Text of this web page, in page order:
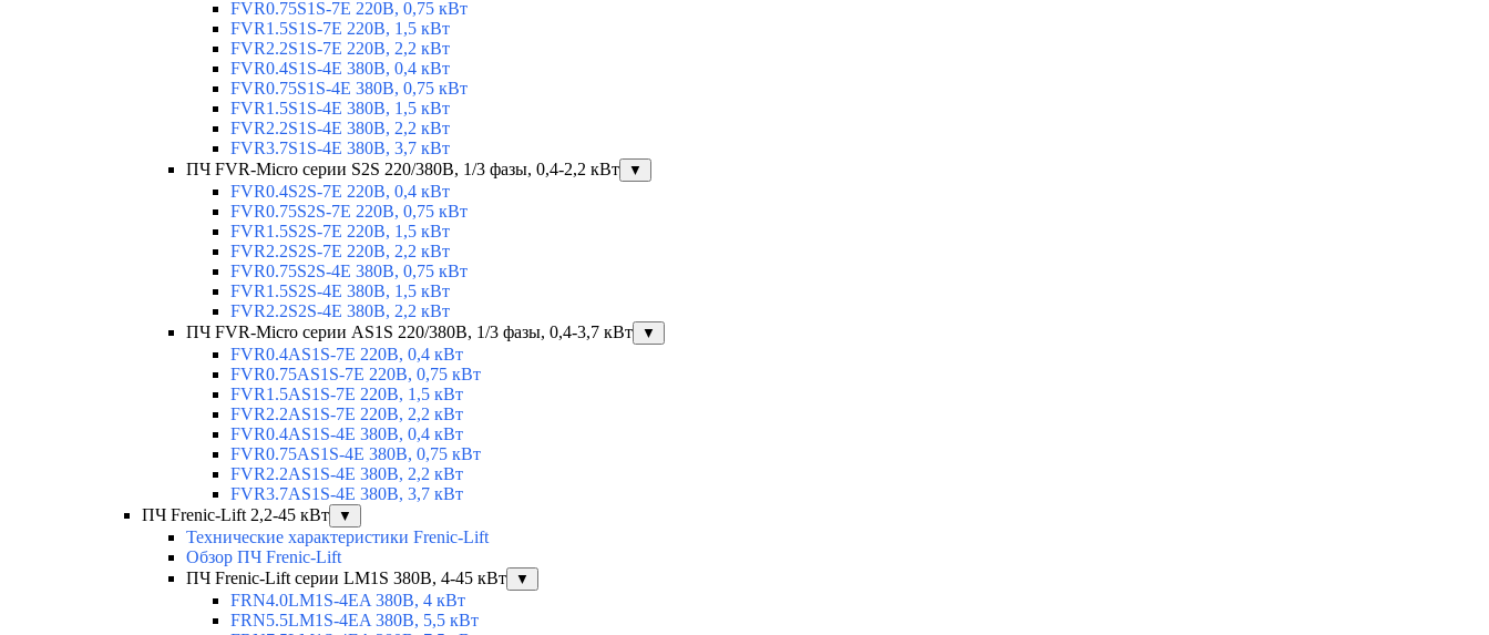
FVR0.75S1S-7E 220В, 0,75 кВт
FVR1.5S1S-7E 220В, 1,5 кВт
FVR2.2S1S-7E 220В, 2,2 кВт
FVR0.4S1S-4E 380В, 0,4 кВт
FVR0.75S1S-4E 380В, 0,75 кВт
FVR1.5S1S-4E 380В, 1,5 кВт
FVR2.2S1S-4E 380В, 2,2 кВт
FVR3.7S1S-4E 380В, 3,7 кВт
ПЧ FVR-Micro серии S2S 220/380В, 1/3 фазы, 0,4-2,2 кВт
▼
FVR0.4S2S-7E 220В, 0,4 кВт
FVR0.75S2S-7E 220В, 0,75 кВт
FVR1.5S2S-7E 220В, 1,5 кВт
FVR2.2S2S-7E 220В, 2,2 кВт
FVR0.75S2S-4E 380В, 0,75 кВт
FVR1.5S2S-4E 380В, 1,5 кВт
FVR2.2S2S-4E 380В, 2,2 кВт
ПЧ FVR-Micro серии AS1S 220/380В, 1/3 фазы, 0,4-3,7 кВт
▼
FVR0.4AS1S-7E 220В, 0,4 кВт
FVR0.75AS1S-7E 220В, 0,75 кВт
FVR1.5AS1S-7E 220В, 1,5 кВт
FVR2.2AS1S-7E 220В, 2,2 кВт
FVR0.4AS1S-4E 380В, 0,4 кВт
FVR0.75AS1S-4E 380В, 0,75 кВт
FVR2.2AS1S-4E 380В, 2,2 кВт
FVR3.7AS1S-4E 380В, 3,7 кВт
ПЧ Frenic-Lift 2,2-45 кВт
▼
Технические характеристики Frenic-Lift
Обзор ПЧ Frenic-Lift
ПЧ Frenic-Lift серии LM1S 380В, 4-45 кВт
▼
FRN4.0LM1S-4EA 380В, 4 кВт
FRN5.5LM1S-4EA 380В, 5,5 кВт